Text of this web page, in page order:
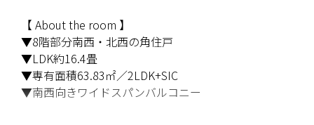
【 About the room 】
▼8階部分南西・北西の角住戸
▼LDK約16.4畳
▼専有面積63.83㎡／2LDK+SIC
▼南西向きワイドスパンバルコニー